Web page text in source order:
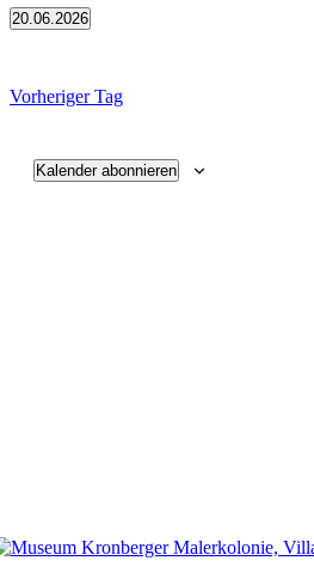
2026
20.06.2026
Vorheriger Tag
Kalender abonnieren